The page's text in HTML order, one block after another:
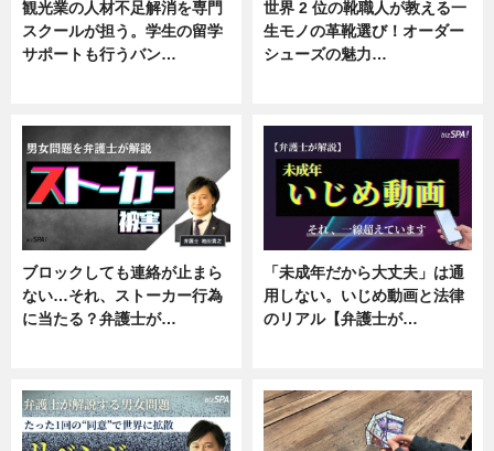
観光業の人材不足解消を専門
スクールが担う。学生の留学
サポートも行うバン…
世界 2 位の靴職人が教える一
生モノの革靴選び！オーダー
シューズの魅力…
ブロックしても連絡が止まら
ない…それ、ストーカー行為
に当たる？弁護士が…
「未成年だから大丈夫」は通
用しない。いじめ動画と法律
のリアル【弁護士が…